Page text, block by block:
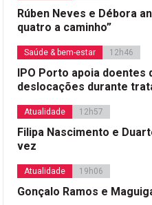
Rúben Neves e Débora
quatro a caminho”
Saúde & bem-estar 12h46
IPO Porto apoia
deslocações durante
Atualidade 12h57
Filipa Nascimento e
vez
Atualidade 19h06
Gonçalo Ramos e